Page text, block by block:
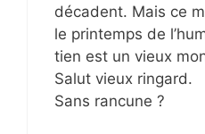
décadent. Mais ce
le printemps de
tien est un vieux
Salut vieux ringard.
Sans rancune ?